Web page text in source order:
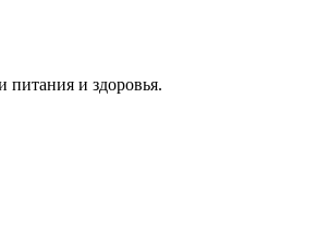
и здоровья.